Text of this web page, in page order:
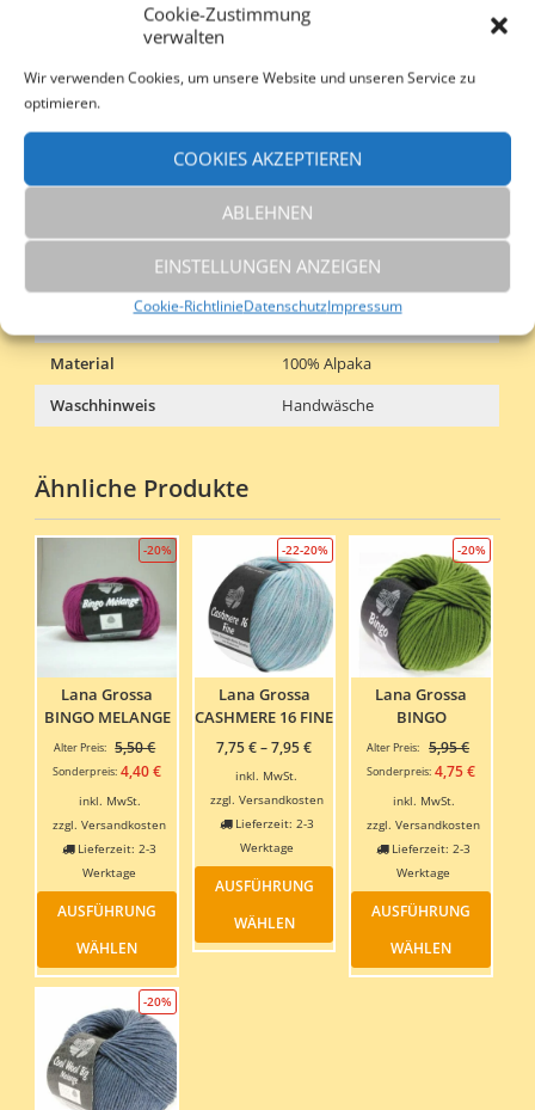
Cookie-Zustimmung
verwalten
Wir verwenden Cookies, um unsere Website und unseren Service zu
optimieren.
COOKIES AKZEPTIEREN
ABLEHNEN
EINSTELLUNGEN ANZEIGEN
Cookie-RichtlinieDatenschutzImpressum
ZUSÄTZLICHE INFORMATIONEN
Zusätzliche Informationen
50 g
3,5 – 4,0
Materialverbrauch
600 gr
Maschenprobe
10×10 cm 20 M / 26 R
Material
100% Alpaka
Waschhinweis
Handwäsche
Ähnliche Produkte
-20%
Lana Grossa
BINGO MELANGE
Alter Preis: 5,50€Ursprünglicher
Preis
Sonderpreis: 4,40€Aktueller
inkl. MwSt.
zzgl.Versandkosten
Lieferzeit:2-3
Werktage
AUSFÜHRUNG
WÄHLEN
Dieses
Produkt
weist
mehrere
Varianten
auf.
Optionen
können
auf
-22-20%
Lana Grossa
CASHMERE 16 FINE
7,75€–7,95€
inkl. MwSt.
zzgl. Versandkosten
Lieferzeit: 2-3
Werktage
AUSFÜHRUNG
WÄHLEN
Dieses
Produkt
mehrere
Varianten
auf.
-20%
Lana Grossa
BINGO
Alter Preis: 5,95€
Preis
Sonderpreis: 4,75€
inkl. MwSt.
zzgl.Versandkosten
Lieferzeit:2-3
Werktage
AUSFÜHRUNG
WÄHLEN
Dieses
-20%